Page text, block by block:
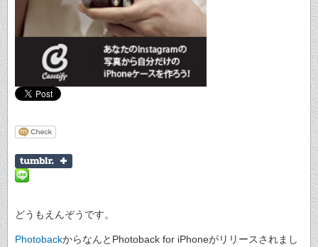
どうもえんぞうです。
PhotobackからなんとPhotoback for iPhoneがリリースされまし